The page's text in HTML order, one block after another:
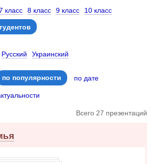
класс 8 класс 9 класс 10 класс
Русский Украинский
по популярности по дате
Всего 27 презентаций